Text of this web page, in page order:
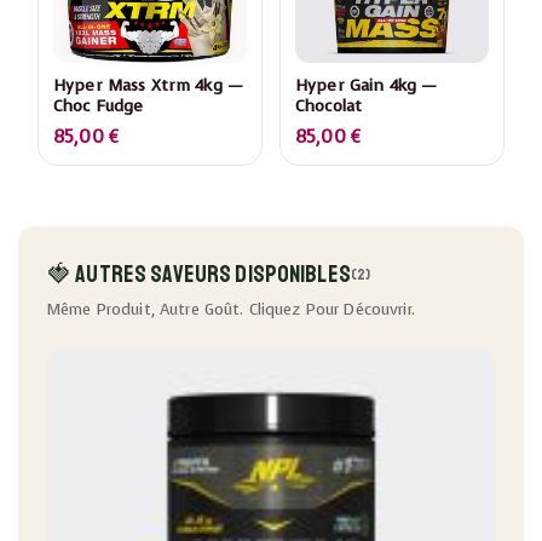
Hyper Mass Xtrm 4kg —
Choc Fudge
85,00 €
Hyper Gain 4kg —
Chocolat
85,00 €
🍓 Autres Saveurs Disponibles(2)
Même Produit, Autre Goût. Cliquez Pour Découvrir.